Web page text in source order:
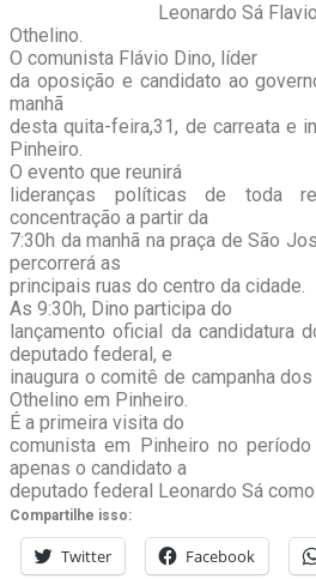
Leonardo Sá Flavio
Othelino.
O comunista Flávio Dino, líder
da oposição e candidato ao
manhã
desta quita-feira,31, de carreata e
Pinheiro.
O evento que reunirá
lideranças políticas de toda
concentração a partir da
7:30h da manhã na praça de São
percorrerá as
principais ruas do centro da cidade.
As 9:30h, Dino participa do
lançamento oficial da candidatura
deputado federal, e
inaugura o comitê de campanha
Othelino em Pinheiro.
É a primeira visita do
comunista em Pinheiro no
apenas o candidato a
deputado federal Leonardo Sá
Compartilhe isso:
Twitter Facebook